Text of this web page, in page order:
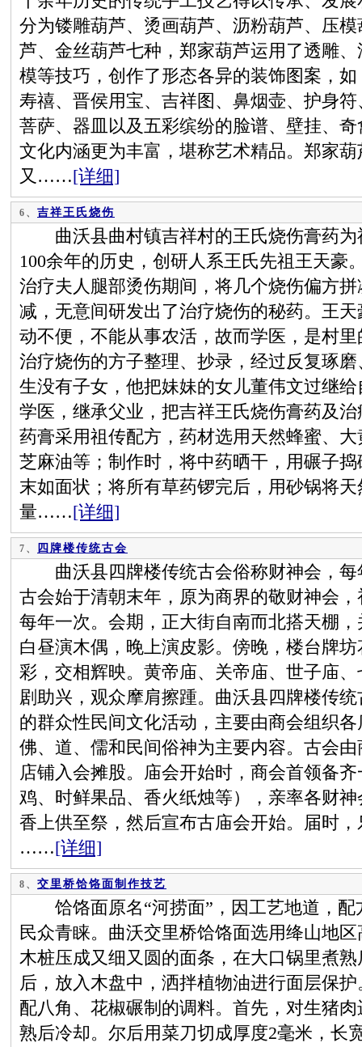
分为镂雕葫芦、烫画葫芦、沥粉葫芦、压
芦、金丝葫芦七种，郑家葫芦运用了透雕
模等技巧，创作了形态各异的装饰图案，
寿禧、晋侯用宝、吉祥图、鼻烟壶、护身
菩萨、器皿以及五彩缤纷的脸谱、壁挂、
文化内涵更为丰富，堪称艺术精品。郑家
又……[详细]
6、 吉祥王氏烧伤
曲沃县曲村镇吉祥村的王氏烧伤膏药为
100余年的历史，创研人系王氏先祖王天豪
治疗夫人腿部烫伤期间，将几个烧伤偏方
减，无意间研发出了治疗烧伤的秘药。王
动不便，不能从事农活，故而学医，是村
治疗烧伤的方子整理、抄录，经过反复琢
生没有子女，他把妹妹的女儿董伟文过继
学医，继承父业，把吉祥王氏烧伤膏药及
药膏采用祖传配方，药材选用天然蜂蜜、
芝麻油等；制作时，将中药晒干，用碾子
末如面状；将所有草药锣完后，用砂锅将
量……[详细]
7、 四牌楼传统古会
曲沃县四牌楼传统古会俗称财神会，每
古会始于清朝末年，原为商界的敬财神会
每年一次。会期，正大街自南而北搭天棚
白昼演木偶，晚上演皮影。傍晚，楼台牌
彩，交相辉映。黄帝庙、关帝庙、世子庙
剧助兴，观众摩肩擦踵。曲沃县四牌楼传
的群众性民间文化活动，主要由商会组织
佛、道、儒和民间俗神为主要内容。古会
店铺入会摊股。庙会开始时，商会首领备
鸡、时鲜果品、香火纸烛等），亲率各财
香上供至祭，然后宣布古庙会开始。届时
……[详细]
8、 交里桥饸饹面制作技艺
饸饹面原名“河捞面”，因工艺地道，配
民众青睐。曲沃交里桥饸饹面选用绛山地
木桩压成又细又圆的面条，在大口锅里煮
后，放入木盘中，洒拌植物油进行面层保
配八角、花椒碾制的调料。首先，对生猪
熟后冷却。尔后用菜刀切成厚度2毫米，长